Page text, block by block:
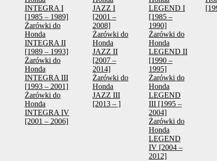
INTEGRA I
[1985 – 1989]
Żarówki do
Honda
INTEGRA II
[1989 – 1993]
Żarówki do
Honda
INTEGRA III
[1993 – 2001]
Żarówki do
Honda
INTEGRA IV
[2001 – 2006]
JAZZ I
[2001 –
2008]
Żarówki do
Honda
JAZZ II
[2007 –
2014]
Żarówki do
Honda
JAZZ III
[2013 – ]
LEGEND I
[1985 –
1990]
Żarówki do
Honda
LEGEND II
[1990 –
1995]
Żarówki do
Honda
LEGEND
III [1995 –
2004]
Żarówki do
Honda
LEGEND
IV [2004 –
2012]